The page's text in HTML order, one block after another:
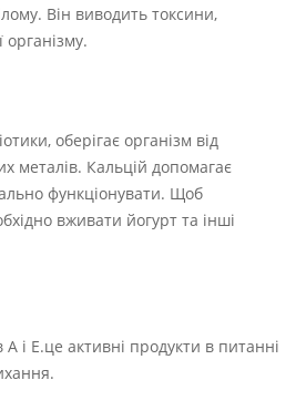
Він виводить токсини,
організму.
оберігає організм від
металів. Кальцій допомагає
функціонувати. Щоб
вживати йогурт та інші
А і Е.це активні продукти в питанні